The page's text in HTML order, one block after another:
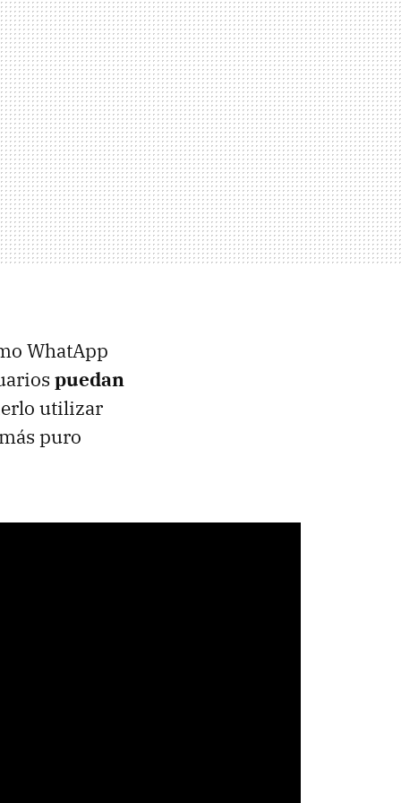
WhatApp
puedan
utilizar
puro